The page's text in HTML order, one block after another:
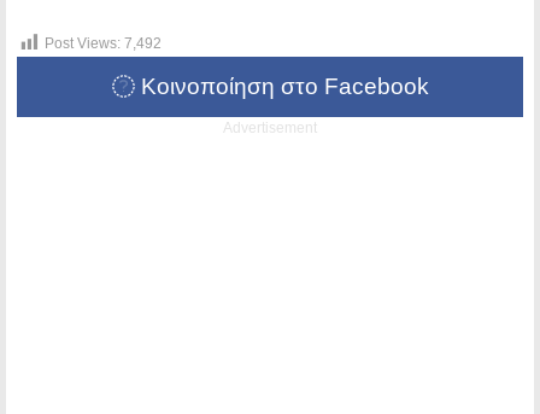
Post Views: 7,492
Κοινοποίηση στο Facebook
Advertisement